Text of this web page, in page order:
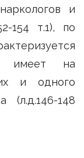
и
154 т.1), по
имеет на
и одного
(л.д.146-148